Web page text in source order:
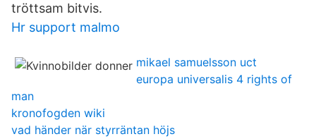
tröttsam bitvis.
Hr support malmo
mikael samuelsson uct
europa universalis 4 rights of
man
kronofogden wiki
vad händer när styrräntan höjs